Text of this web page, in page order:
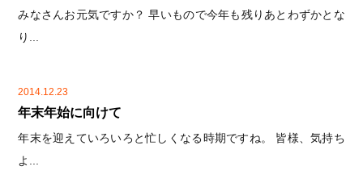
みなさんお元気ですか？ 早いもので今年も残りあとわずかとな
り...
2014.12.23
年末年始に向けて
年末を迎えていろいろと忙しくなる時期ですね。 皆様、気持ち
よ...